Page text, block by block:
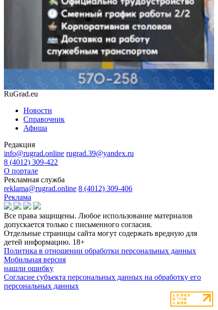
RuGrad.eu
Новости
Справочник
Афиша
Редакция
info@rugrad.online rugrad.39@yandex.ru
8 (4012) 309-422
О портале
Рекламная служба
reklama@rugrad.online 8 (4012) 309-406
Реклама
Все права защищены. Любое использование материалов
допускается только с письменного согласия.
Отдельные страницы сайта могут содержать вредную для
детей информацию. 18+
Политика в отношении обработки персональных данных
Мобильная версия
нашли ошибку
Согласие субъекта персональных данных на обработку его
персональных данных